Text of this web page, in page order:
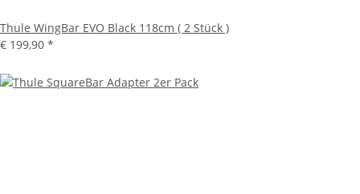
Thule WingBar EVO Black 118cm ( 2 Stück )
€ 199,90 *